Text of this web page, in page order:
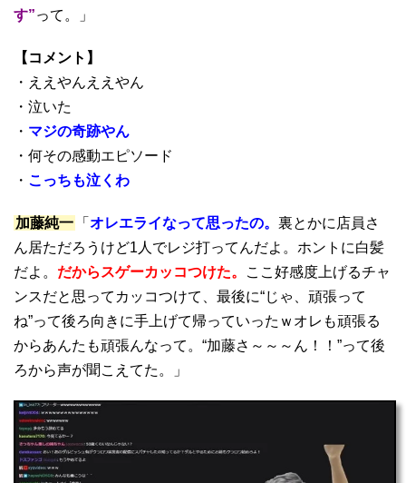
す”って。」
【コメント】
・ええやんええやん
・泣いた
・ マジの奇跡やん
・何その感動エピソード
・ こっちも泣くわ
加藤純一 「 オレエライなって思ったの。 裏とかに店員さ
ん居ただろうけど1人でレジ打ってんだよ。ホントに白髪
だよ。 だからスゲーカッコつけた。
ここ好感度上げるチャ
ンスだと思ってカッコつけて、最後に“じゃ、頑張って
ね”って後ろ向きに手上げて帰っていったｗオレも頑張る
からあんたも頑張んなって。“加藤さ～～～ん！！”って後
ろから声が聞こえてた。」